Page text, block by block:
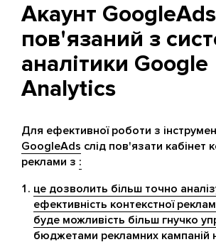
Акаунт
пов'язаний з
аналітики Google
Analytics
Для ефективної роботи з
GoogleAds слід пов'язати кабінет
реклами з :
це дозволить більш точно
ефективність контекстної
буде можливість більш гнучко
бюджетами рекламних кампаній